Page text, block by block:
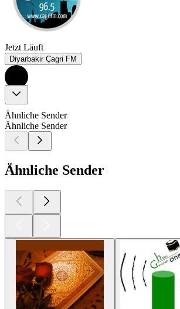
Jetzt Läuft
Diyarbakir Çagri FM
Ähnliche Sender
Ähnliche Sender
Ähnliche Sender